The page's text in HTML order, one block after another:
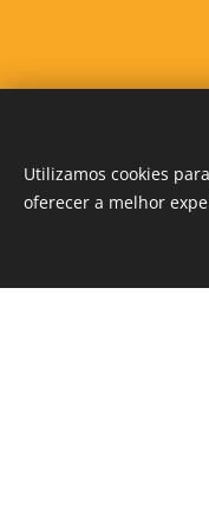
Utilizamos cookies
oferecer a melhor